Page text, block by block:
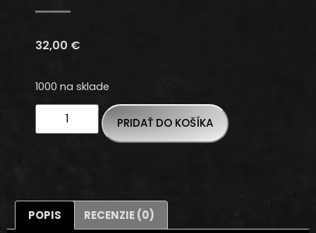
32,00 €
1000 na sklade
PRIDAŤ DO KOŠÍKA
POPIS RECENZIE (0)